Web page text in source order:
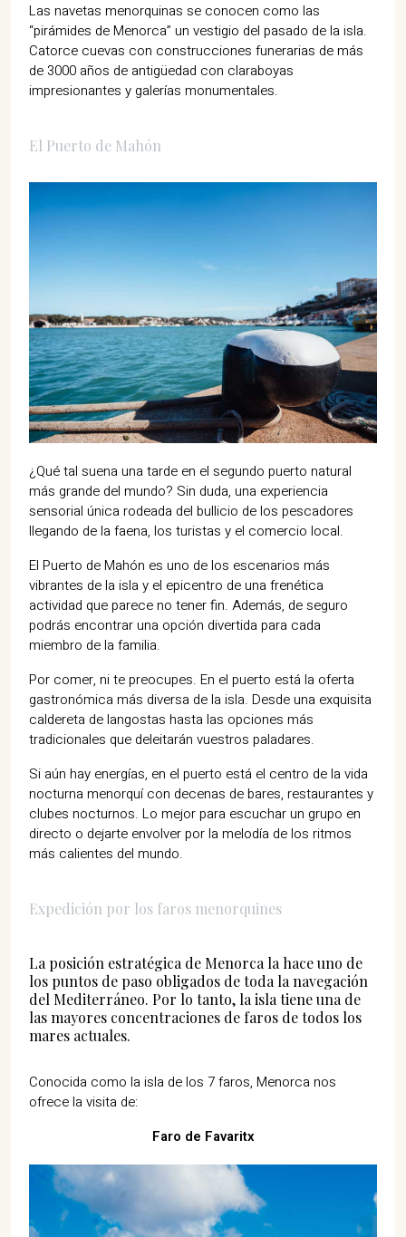
Las navetas menorquinas se conocen como las
“pirámides de Menorca” un vestigio del pasado de la isla.
Catorce cuevas con construcciones funerarias de más
de 3000 años de antigüedad con claraboyas
impresionantes y galerías monumentales.
El Puerto de Mahón
¿Qué tal suena una tarde en el segundo puerto natural
más grande del mundo? Sin duda, una experiencia
sensorial única rodeada del bullicio de los pescadores
llegando de la faena, los turistas y el comercio local.
El Puerto de Mahón es uno de los escenarios más
vibrantes de la isla y el epicentro de una frenética
actividad que parece no tener fin. Además, de seguro
podrás encontrar una opción divertida para cada
miembro de la familia.
Por comer, ni te preocupes. En el puerto está la oferta
gastronómica más diversa de la isla. Desde una exquisita
caldereta de langostas hasta las opciones más
tradicionales que deleitarán vuestros paladares.
Si aún hay energías, en el puerto está el centro de la vida
nocturna menorquí con decenas de bares, restaurantes y
clubes nocturnos. Lo mejor para escuchar un grupo en
directo o dejarte envolver por la melodía de los ritmos
más calientes del mundo.
Expedición por los faros menorquines
La posición estratégica de Menorca la hace uno de
los puntos de paso obligados de toda la navegación
del Mediterráneo. Por lo tanto, la isla tiene una de
las mayores concentraciones de faros de todos los
mares actuales.
Conocida como la isla de los 7 faros, Menorca nos
ofrece la visita de:
Faro de Favaritx